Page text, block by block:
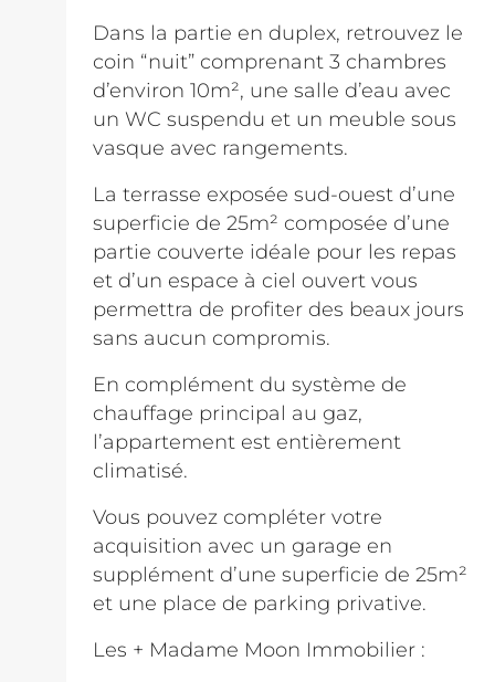
Dans la partie en duplex, retrouvez le
coin “nuit” comprenant 3 chambres
d’environ 10m², une salle d’eau avec
un WC suspendu et un meuble sous
vasque avec rangements.
La terrasse exposée sud-ouest d’une
superficie de 25m² composée d’une
partie couverte idéale pour les repas
et d’un espace à ciel ouvert vous
permettra de profiter des beaux jours
sans aucun compromis.
En complément du système de
chauffage principal au gaz,
l’appartement est entièrement
climatisé.
Vous pouvez compléter votre
acquisition avec un garage en
supplément d’une superficie de 25m²
et une place de parking privative.
Les + Madame Moon Immobilier :